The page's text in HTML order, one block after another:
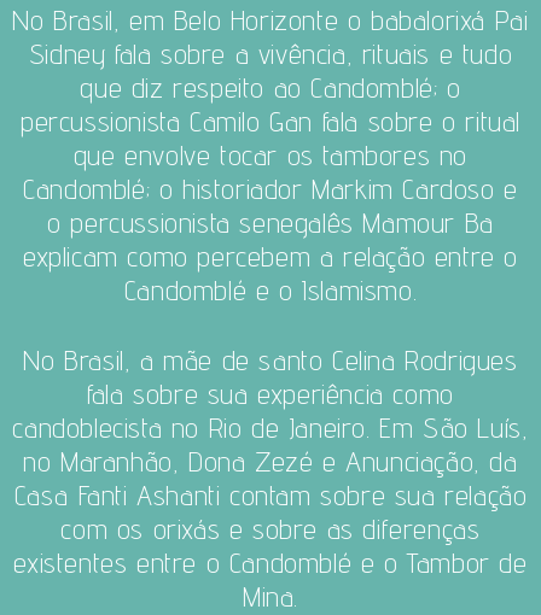
No Brasil, em Belo Horizonte o babalorixá Pai
Sidney fala sobre a vivência, rituais e tudo
que diz respeito ao Candomblé; o
percussionista Camilo Gan fala sobre o ritual
que envolve tocar os tambores no
Candomblé; o historiador Markim Cardoso e
o percussionista senegalês Mamour Ba
explicam como percebem a relação entre o
Candomblé e o Islamismo.
No Brasil, a mãe de santo Celina Rodrigues
fala sobre sua experiência como
candoblecista no Rio de Janeiro . Em São Luís,
no Maranhão, Dona Zezé e Anunciação, da
Casa Fanti Ashanti contam sobre sua relação
com os orixás e sobre as diferenças
existentes entre o Candomblé e o Tambor de
Mina.